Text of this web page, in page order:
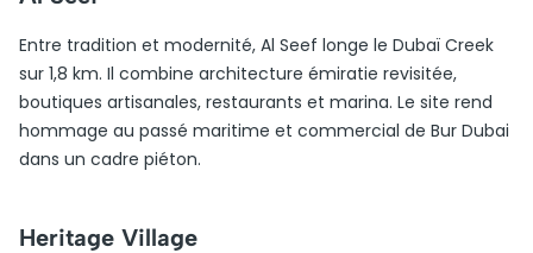
Entre tradition et modernité, Al Seef longe le Dubaï Creek
sur 1,8 km. Il combine architecture émiratie revisitée,
boutiques artisanales, restaurants et marina. Le site rend
hommage au passé maritime et commercial de Bur Dubai
dans un cadre piéton.
Heritage Village